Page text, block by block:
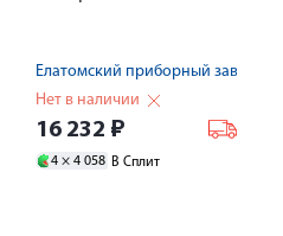
Елатомский приборный завод
Нет в наличии
16 232 ₽
4 × 4 058 В Сплит